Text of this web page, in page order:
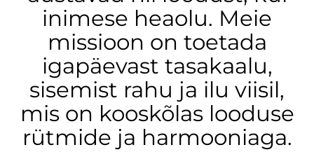
inimese heaolu. Meie
missioon on toetada
igapäevast tasakaalu,
sisemist rahu ja ilu viisil,
mis on kooskõlas looduse
rütmide ja harmooniaga.